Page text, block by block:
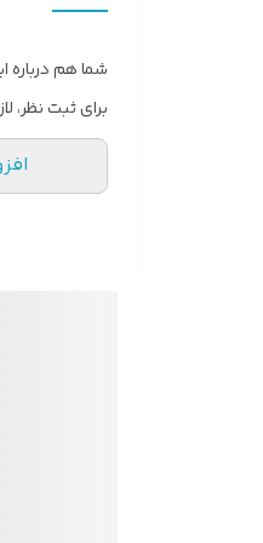
شما هم درباره
برای ثبت نظر،